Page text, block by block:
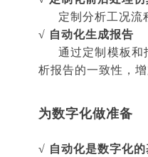
定制分析工况流
√ 自动化生成报告
通过定制模板和
析报告的一致性，
为数字化做准备
√ 自动化是数字化的